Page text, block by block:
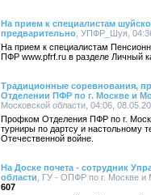
На прием к специалистам
предварительно , УПФР_Шуя,
На прием к специалистам
ПФР www.pfrf.ru в разделе Личный
Традиционные соревнования,
Отделении ПФР по г. Москве и
Московской области, 04:06,
Профком Отделения ПФР по г.
турниры по дартсу и настольному
Отечественной войне.
На Доске почета - сотрудник
области , ГУ - ОПФР по г. Москве и
607